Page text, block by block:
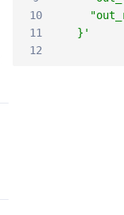
10
11
  }'
12